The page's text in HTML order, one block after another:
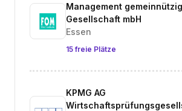
Management
Gesellschaft mbH
Essen
15 freie Plätze
KPMG AG